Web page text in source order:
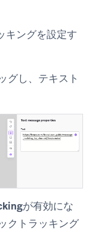
キングを設定す
グし、テキスト
が有効にな
クトラッキング